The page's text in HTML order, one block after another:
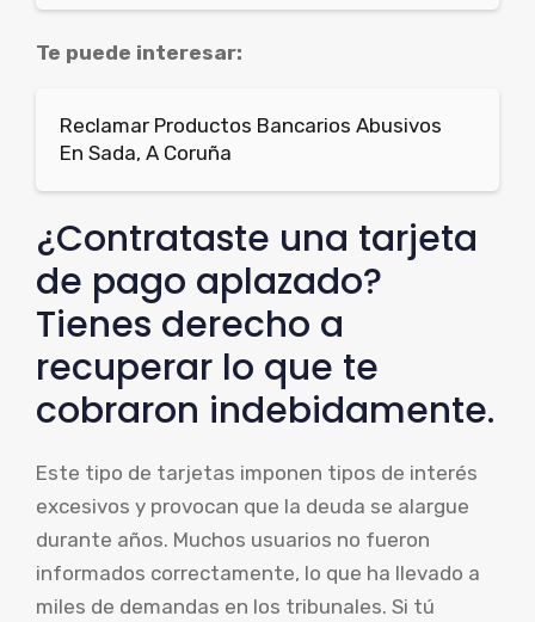
Te puede interesar:
Reclamar Productos Bancarios Abusivos
En Sada, A Coruña
¿Contrataste una tarjeta
de pago aplazado?
Tienes derecho a
recuperar lo que te
cobraron indebidamente.
Este tipo de tarjetas imponen tipos de interés
excesivos y provocan que la deuda se alargue
durante años. Muchos usuarios no fueron
informados correctamente, lo que ha llevado a
miles de demandas en los tribunales. Si tú